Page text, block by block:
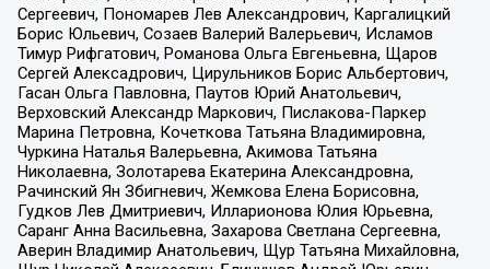
Сергеевич, Пономарев Лев Александрович, Каргалицкий
Борис Юльевич, Созаев Валерий Валерьевич, Исламов
Тимур Рифгатович, Романова Ольга Евгеньевна, Щаров
Сергей Алексадрович, Цирульников Борис Альбертович,
Гасан Ольга Павловна, Паутов Юрий Анатольевич,
Верховский Александр Маркович, Пислакова-Паркер
Марина Петровна, Кочеткова Татьяна Владимировна,
Чуркина Наталья Валерьевна, Акимова Татьяна
Николаевна, Золотарева Екатерина Александровна,
Рачинский Ян Збигневич, Жемкова Елена Борисовна,
Гудков Лев Дмитриевич, Илларионова Юлия Юрьевна,
Саранг Анна Васильевна, Захарова Светлана Сергеевна,
Аверин Владимир Анатольевич, Щур Татьяна Михайловна,